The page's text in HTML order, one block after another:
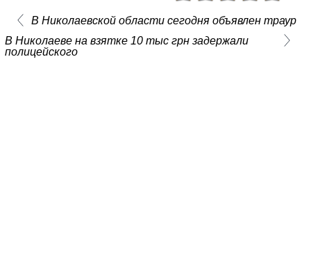
В Николаевской области сегодня объявлен траур
В Николаеве на взятке 10 тыс грн задержали
полицейского